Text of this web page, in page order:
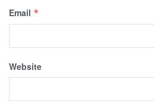
Email *
Website